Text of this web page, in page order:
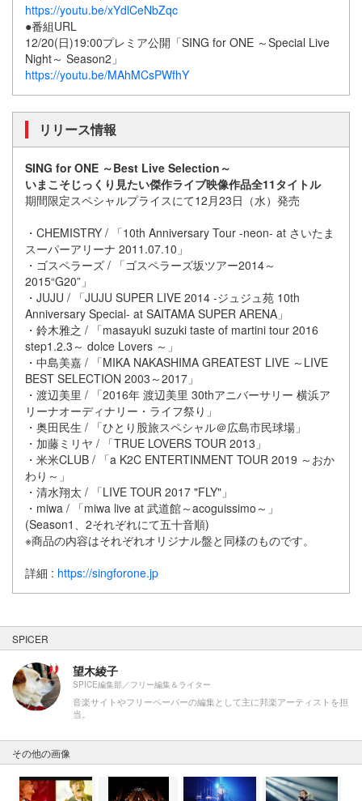
https://youtu.be/xYdlCeNbZqc
●番組URL
12/20(日)19:00プレミア公開「SING for ONE ～Special Live
Night～ Season2」
https://youtu.be/MAhMCsPWfhY
リリース情報
SING for ONE ～Best Live Selection～
いまこそじっくり見たい傑作ライブ映像作品全11タイトル
期間限定スペシャルプライスにて12月23日（水）発売
・CHEMISTRY / 「10th Anniversary Tour -neon- at さいたま
スーパーアリーナ 2011.07.10」
・ゴスペラーズ / 「ゴスペラーズ坂ツアー2014～
2015“G20”」
・JUJU / 「JUJU SUPER LIVE 2014 -ジュジュ苑 10th
Anniversary Special- at SAITAMA SUPER ARENA」
・鈴木雅之 / 「masayuki suzuki taste of martini tour 2016
step1.2.3～ dolce Lovers ～」
・中島美嘉 / 「MIKA NAKASHIMA GREATEST LIVE ～LIVE
BEST SELECTION 2003～2017」
・渡辺美里 / 「2016年 渡辺美里 30thアニバーサリー 横浜ア
リーナオーディナリー・ライフ祭り」
・奥田民生 / 「ひとり股旅スペシャル＠広島市民球場」
・加藤ミリヤ / 「TRUE LOVERS TOUR 2013」
・米米CLUB / 「a K2C ENTERTINMENT TOUR 2019 ～おか
わり～」
・清水翔太 / 「LIVE TOUR 2017 "FLY"」
・miwa / 「miwa live at 武道館～acoguissimo～」
(Season1、2それぞれにて五十音順)
※商品の内容はそれぞれオリジナル盤と同様のものです。
詳細 : https://singforone.jp
SPICER
望木綾子
SPICE編集部／フリー編集＆ライター
音楽サイトやフリーペーパーの編集として主に邦楽アーティストを担
当。
その他の画像